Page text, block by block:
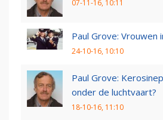
07-11-16, 10:11
Paul Grove: Vrouwen
24-10-16, 10:10
Paul Grove:
onder de luchtvaart?
18-10-16, 11:10